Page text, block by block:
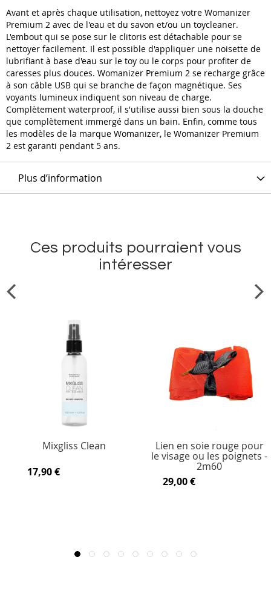
Avant et après chaque utilisation, nettoyez votre Womanizer
Premium 2 avec de l'eau et du savon et/ou un toycleaner.
L'embout qui se pose sur le clitoris est détachable pour se
nettoyer facilement. Il est possible d'appliquer une noisette de
lubrifiant à base d'eau sur le toy ou le corps pour profiter de
caresses plus douces. Womanizer Premium 2 se recharge grâce
à son câble USB qui se branche de façon magnétique. Ses
voyants lumineux indiquent son niveau de charge.
Complètement waterproof, il s'utilise aussi bien sous la douche
que complètement immergé dans un bain. Enfin, comme tous
les modèles de la marque Womanizer, le Womanizer Premium
2 est garanti pendant 5 ans.
Plus d’information
Ces produits pourraient vous
intéresser
Mixgliss Clean
17,90 €
Lien en soie rouge pour
le visage ou les poignets -
2m60
29,00 €